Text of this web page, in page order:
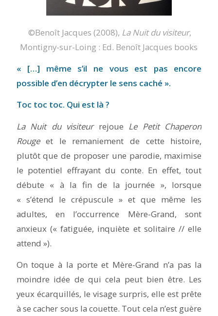
©Benoît Jacques (2008), La Nuit du visiteur,
Montigny-sur-Loing : Ed. Benoît Jacques books
« […] même s’il ne vous est pas encore
possible d’en décrypter le sens caché ».
Toc toc toc. Qui est là ?
La Nuit du visiteurrejoue Le Petit Chaperon
Rougeet le remaniement de cette histoire,
plutôt que de proposer une parodie, maximise
le potentiel effrayant du conte. En effet, tout
débute « à la fin de la journée », lorsque
« s’étend le crépuscule » et que même les
adultes, en l’occurrence Mère-Grand, sont
anxieux (« fatiguée, inquiète et solitaire // elle
attend »).
On toque à la porte et Mère-Grand n’a pas la
moindre idée de qui cela peut bien être. Les
yeux écarquillés, le visage surpris, elle est prête
à se cacher sous la couette. Tout cela n’est guère